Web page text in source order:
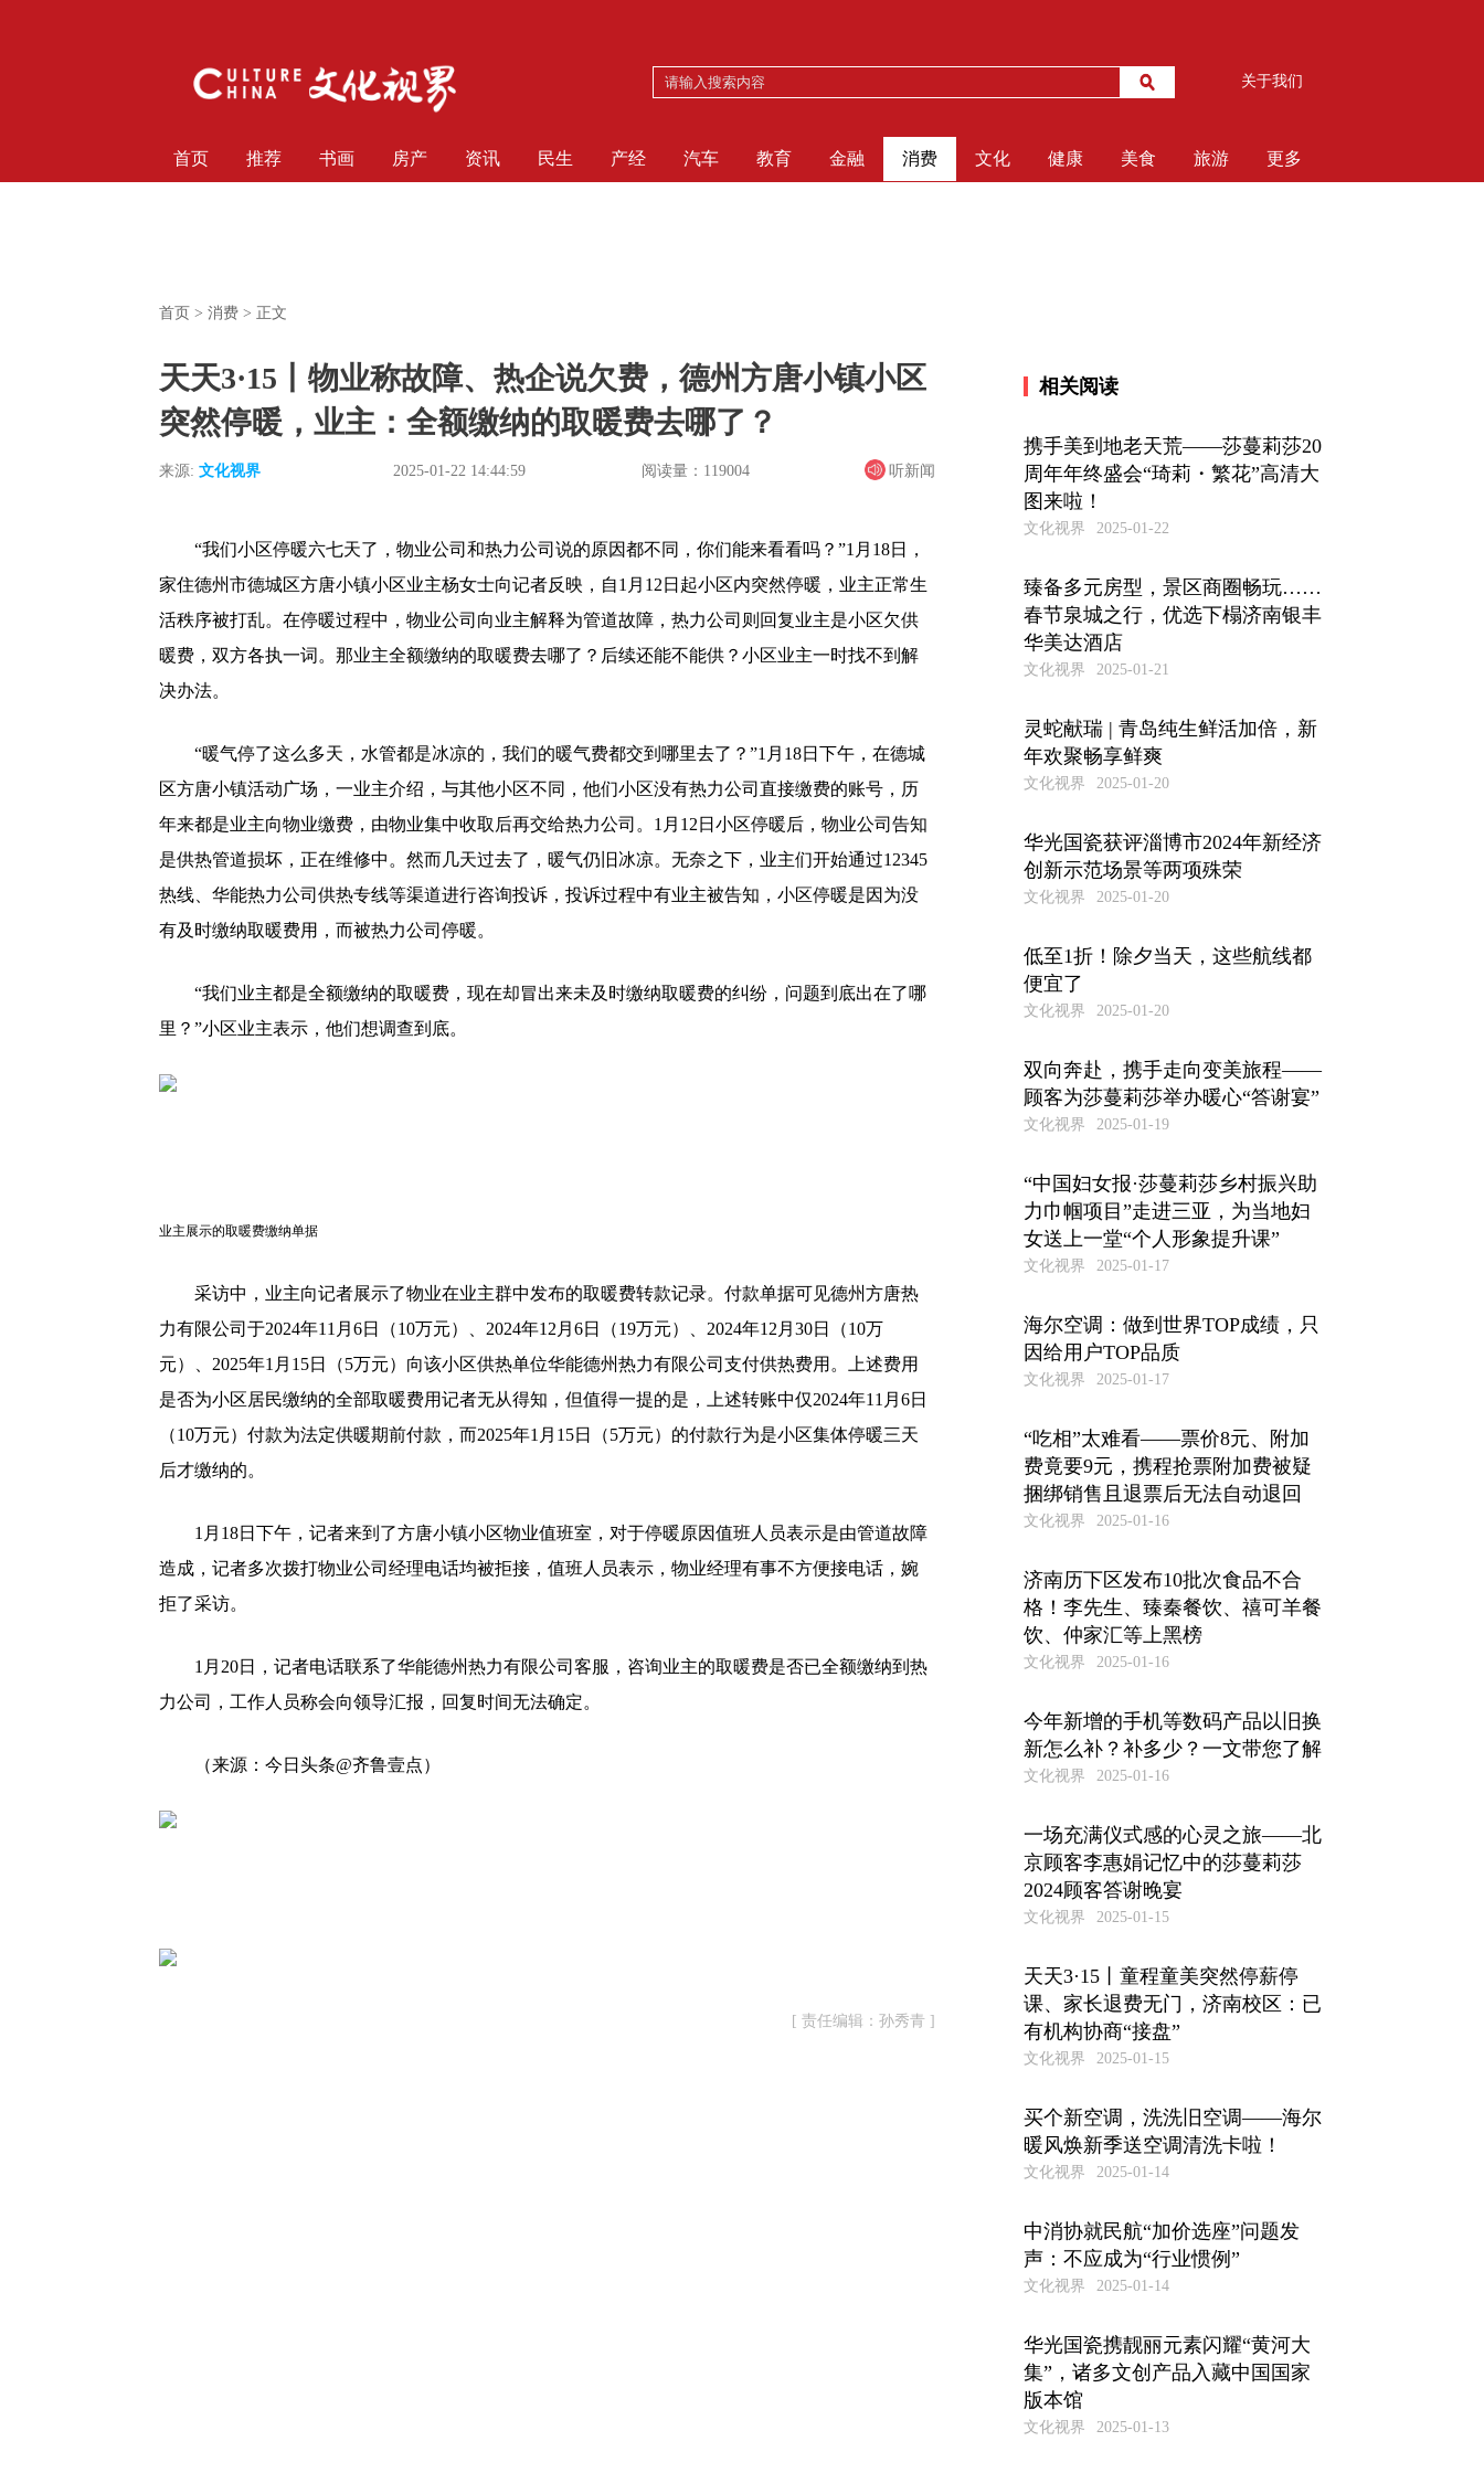
关于我们
首页 推荐 书画 房产 资讯 民生 产经 汽车 教育 金融 消费 文化 健康 美食 旅游 更多
首页 > 消费 > 正文
天天3·15丨物业称故障、热企说欠费，德州方唐小镇小区
突然停暖，业主：全额缴纳的取暖费去哪了？
来源: 文化视界 2025-01-22 14:44:59 阅读量：119004 听新闻
“我们小区停暖六七天了，物业公司和热力公司说的原因都不同，你们能来看看吗？”1月18日，
家住德州市德城区方唐小镇小区业主杨女士向记者反映，自1月12日起小区内突然停暖，业主正常生
活秩序被打乱。在停暖过程中，物业公司向业主解释为管道故障，热力公司则回复业主是小区欠供
暖费，双方各执一词。那业主全额缴纳的取暖费去哪了？后续还能不能供？小区业主一时找不到解
决办法。
“暖气停了这么多天，水管都是冰凉的，我们的暖气费都交到哪里去了？”1月18日下午，在德城
区方唐小镇活动广场，一业主介绍，与其他小区不同，他们小区没有热力公司直接缴费的账号，历
年来都是业主向物业缴费，由物业集中收取后再交给热力公司。1月12日小区停暖后，物业公司告知
是供热管道损坏，正在维修中。然而几天过去了，暖气仍旧冰凉。无奈之下，业主们开始通过12345
热线、华能热力公司供热专线等渠道进行咨询投诉，投诉过程中有业主被告知，小区停暖是因为没
有及时缴纳取暖费用，而被热力公司停暖。
“我们业主都是全额缴纳的取暖费，现在却冒出来未及时缴纳取暖费的纠纷，问题到底出在了哪
里？”小区业主表示，他们想调查到底。
业主展示的取暖费缴纳单据
采访中，业主向记者展示了物业在业主群中发布的取暖费转款记录。付款单据可见德州方唐热
力有限公司于2024年11月6日（10万元）、2024年12月6日（19万元）、2024年12月30日（10万
元）、2025年1月15日（5万元）向该小区供热单位华能德州热力有限公司支付供热费用。上述费用
是否为小区居民缴纳的全部取暖费用记者无从得知，但值得一提的是，上述转账中仅2024年11月6日
（10万元）付款为法定供暖期前付款，而2025年1月15日（5万元）的付款行为是小区集体停暖三天
后才缴纳的。
1月18日下午，记者来到了方唐小镇小区物业值班室，对于停暖原因值班人员表示是由管道故障
造成，记者多次拨打物业公司经理电话均被拒接，值班人员表示，物业经理有事不方便接电话，婉
拒了采访。
1月20日，记者电话联系了华能德州热力有限公司客服，咨询业主的取暖费是否已全额缴纳到热
力公司，工作人员称会向领导汇报，回复时间无法确定。
（来源：今日头条@齐鲁壹点）
[ 责任编辑：孙秀青 ]
相关阅读
携手美到地老天荒——莎蔓莉莎20
周年年终盛会“琦莉・繁花”高清大
图来啦！
文化视界 2025-01-22
臻备多元房型，景区商圈畅玩……
春节泉城之行，优选下榻济南银丰
华美达酒店
文化视界 2025-01-21
灵蛇献瑞 | 青岛纯生鲜活加倍，新
年欢聚畅享鲜爽
文化视界 2025-01-20
华光国瓷获评淄博市2024年新经济
创新示范场景等两项殊荣
文化视界 2025-01-20
低至1折！除夕当天，这些航线都
便宜了
文化视界 2025-01-20
双向奔赴，携手走向变美旅程——
顾客为莎蔓莉莎举办暖心“答谢宴”
文化视界 2025-01-19
“中国妇女报·莎蔓莉莎乡村振兴助
力巾帼项目”走进三亚，为当地妇
女送上一堂“个人形象提升课”
文化视界 2025-01-17
海尔空调：做到世界TOP成绩，只
因给用户TOP品质
文化视界 2025-01-17
“吃相”太难看——票价8元、附加
费竟要9元，携程抢票附加费被疑
捆绑销售且退票后无法自动退回
文化视界 2025-01-16
济南历下区发布10批次食品不合
格！李先生、臻秦餐饮、禧可羊餐
饮、仲家汇等上黑榜
文化视界 2025-01-16
今年新增的手机等数码产品以旧换
新怎么补？补多少？一文带您了解
文化视界 2025-01-16
一场充满仪式感的心灵之旅——北
京顾客李惠娟记忆中的莎蔓莉莎
2024顾客答谢晚宴
文化视界 2025-01-15
天天3·15丨童程童美突然停薪停
课、家长退费无门，济南校区：已
有机构协商“接盘”
文化视界 2025-01-15
买个新空调，洗洗旧空调——海尔
暖风焕新季送空调清洗卡啦！
文化视界 2025-01-14
中消协就民航“加价选座”问题发
声：不应成为“行业惯例”
文化视界 2025-01-14
华光国瓷携靓丽元素闪耀“黄河大
集”，诸多文创产品入藏中国国家
版本馆
文化视界 2025-01-13